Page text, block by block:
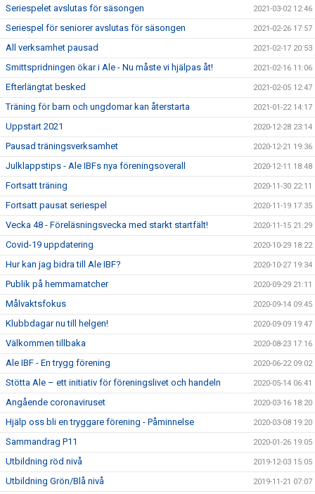
Seriespelet avslutas för säsongen 2021-03-02 12:46
Seriespel för seniorer avslutas för säsongen 2021-02-26 17:57
All verksamhet pausad 2021-02-17 20:53
Smittspridningen ökar i Ale - Nu måste vi hjälpas åt! 2021-02-16 11:06
Efterlängtat besked 2021-02-05 12:47
Träning för barn och ungdomar kan återstarta 2021-01-22 14:17
Uppstart 2021 2020-12-28 23:14
Pausad träningsverksamhet 2020-12-21 19:36
Julklappstips - Ale IBFs nya föreningsoverall 2020-12-11 18:48
Fortsatt träning 2020-11-30 22:11
Fortsatt pausat seriespel 2020-11-19 17:35
Vecka 48 - Föreläsningsvecka med starkt startfält! 2020-11-15 21:29
Covid-19 uppdatering 2020-10-29 18:22
Hur kan jag bidra till Ale IBF? 2020-10-27 19:34
Publik på hemmamatcher 2020-09-29 21:11
Målvaktsfokus 2020-09-14 09:45
Klubbdagar nu till helgen! 2020-09-09 19:47
Välkommen tillbaka 2020-08-23 17:16
Ale IBF - En trygg förening 2020-06-22 09:02
Stötta Ale – ett initiativ för föreningslivet och handeln 2020-05-14 06:41
Angående coronaviruset 2020-03-16 18:20
Hjälp oss bli en tryggare förening - Påminnelse 2020-03-08 19:20
Sammandrag P11 2020-01-26 19:05
Utbildning röd nivå 2019-12-03 15:05
Utbildning Grön/Blå nivå 2019-11-21 07:07